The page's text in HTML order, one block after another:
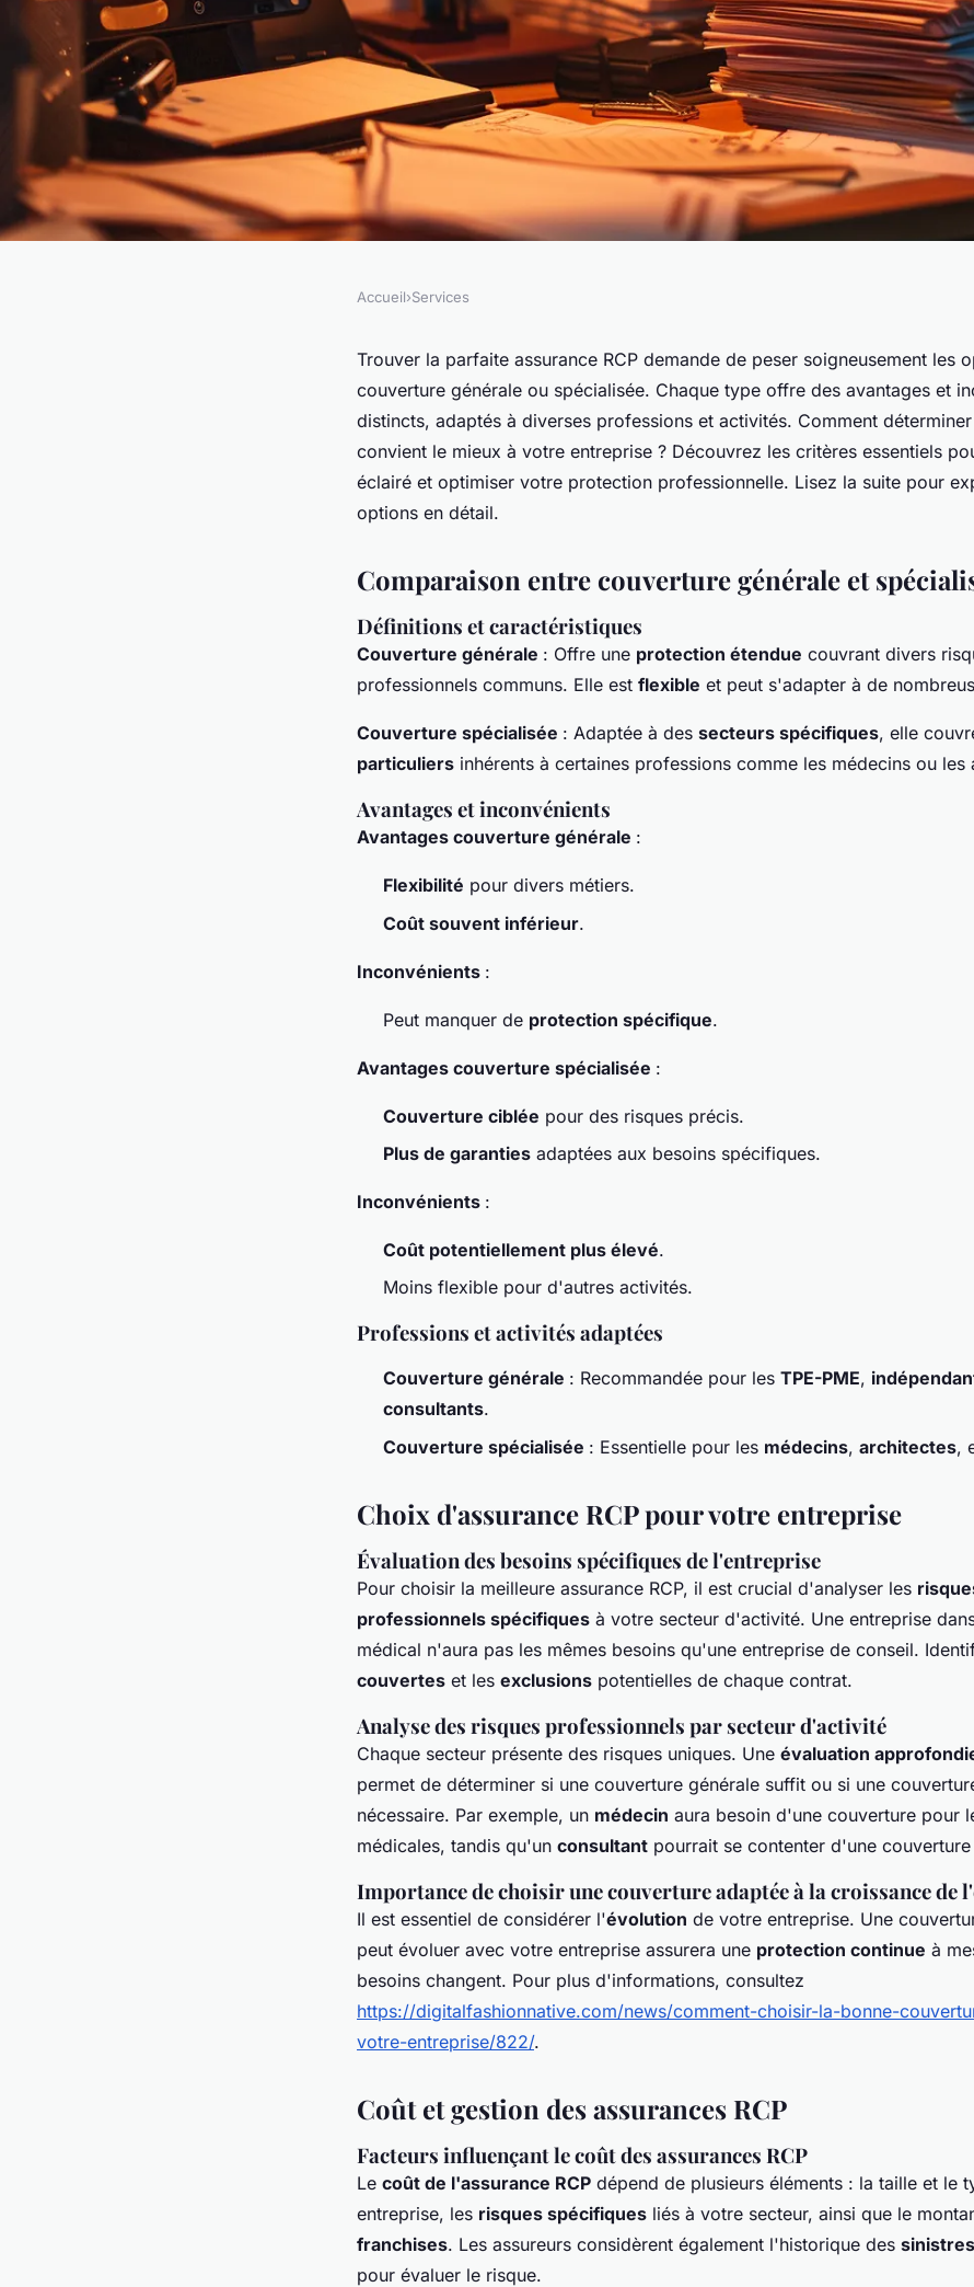
Assurance RCP : faire un choix entre
une couverture générale ou spécialisée
Accueil›Services
Trouver la parfaite assurance RCP demande de peser soigneusement les
couverture générale ou spécialisée. Chaque type offre des avantages et
distincts, adaptés à diverses professions et activités. Comment
convient le mieux à votre entreprise ? Découvrez les critères essentiels
éclairé et optimiser votre protection professionnelle. Lisez la suite pour
options en détail.
Comparaison entre couverture générale et
Définitions et caractéristiques
Couverture générale : Offre une protection étendue couvrant divers
professionnels communs. Elle est flexible et peut s'adapter à de
Couverture spécialisée : Adaptée à des secteurs spécifiques, elle
particuliers inhérents à certaines professions comme les médecins ou les
Avantages et inconvénients
Avantages couverture générale :
Flexibilité pour divers métiers.
Coût souvent inférieur.
Inconvénients :
Peut manquer de protection spécifique.
Avantages couverture spécialisée :
Couverture ciblée pour des risques précis.
Plus de garanties adaptées aux besoins spécifiques.
Inconvénients :
Coût potentiellement plus élevé.
Moins flexible pour d'autres activités.
Professions et activités adaptées
Couverture générale : Recommandée pour les TPE-PME,
consultants.
Couverture spécialisée : Essentielle pour les médecins, architectes,
Choix d'assurance RCP pour votre entreprise
Évaluation des besoins spécifiques de l'entreprise
Pour choisir la meilleure assurance RCP, il est crucial d'analyser les
professionnels spécifiques à votre secteur d'activité. Une entreprise
médical n'aura pas les mêmes besoins qu'une entreprise de conseil.
couvertes et les exclusions potentielles de chaque contrat.
Analyse des risques professionnels par secteur d'activité
Chaque secteur présente des risques uniques. Une évaluation
permet de déterminer si une couverture générale suffit ou si une
nécessaire. Par exemple, un médecin aura besoin d'une couverture pour
médicales, tandis qu'un consultant pourrait se contenter d'une
Importance de choisir une couverture adaptée à la croissance de
Il est essentiel de considérer l'évolution de votre entreprise. Une
peut évoluer avec votre entreprise assurera une protection continue à
besoins changent. Pour plus d'informations, consultez
https://digitalfashionnative.com/news/comment-choisir-la-bonne-
votre-entreprise/822/.
Coût et gestion des assurances RCP
Facteurs influençant le coût des assurances RCP
Le coût de l'assurance RCP dépend de plusieurs éléments : la taille et le
entreprise, les risques spécifiques liés à votre secteur, ainsi que le
franchises. Les assureurs considèrent également l'historique des
pour évaluer le risque.